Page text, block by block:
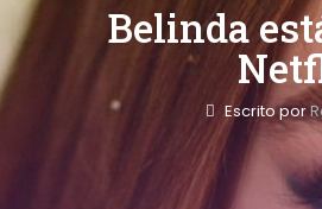
Belinda
Escrito por